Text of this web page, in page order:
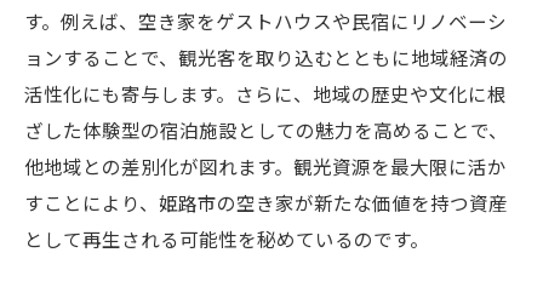
す。例えば、空き家をゲストハウスや民宿にリノベーシ
ョンすることで、観光客を取り込むとともに地域経済の
活性化にも寄与します。さらに、地域の歴史や文化に根
ざした体験型の宿泊施設としての魅力を高めることで、
他地域との差別化が図れます。観光資源を最大限に活か
すことにより、姫路市の空き家が新たな価値を持つ資産
として再生される可能性を秘めているのです。